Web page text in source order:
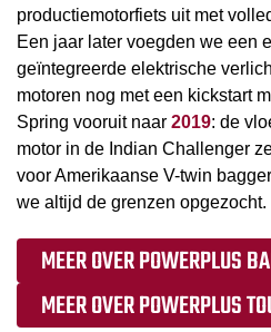
productiemotorfiets uit met
Een jaar later voegden we een
geïntegreerde elektrische
motoren nog met een kickstart
Spring vooruit naar 2019: de
motor in de Indian Challenger
voor Amerikaanse V-twin
we altijd de grenzen opgezocht.
MEER OVER POWERPLUS
MEER OVER POWERPLUS